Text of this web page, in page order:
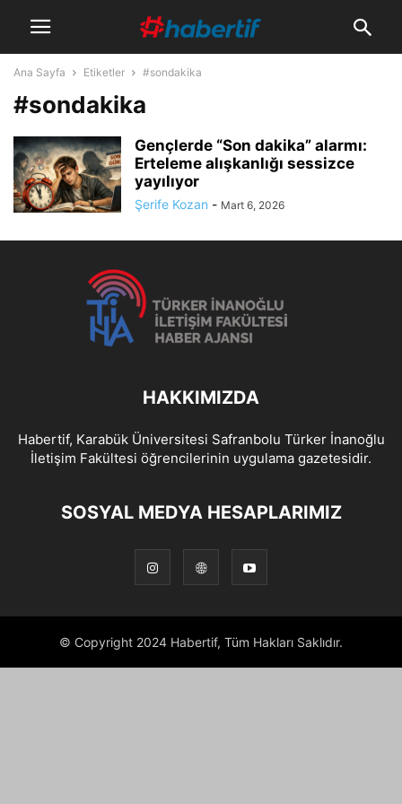
Ana Sayfa Etiketler #sondakika
#sondakika
Gençlerde “Son dakika” alarmı:
Erteleme alışkanlığı sessizce
yayılıyor
Şerife Kozan - Mart 6, 2026
HAKKIMIZDA
Habertif, Karabük Üniversitesi Safranbolu Türker İnanoğlu
İletişim Fakültesi öğrencilerinin uygulama gazetesidir.
SOSYAL MEDYA HESAPLARIMIZ
© Copyright 2024 Habertif, Tüm Hakları Saklıdır.